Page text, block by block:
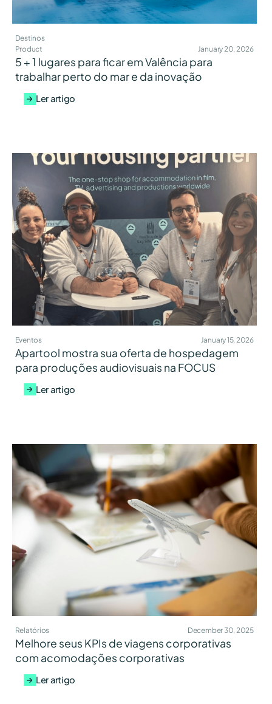
Destinos
Product
January 20, 2026
5 + 1 lugares para ficar em Valência para
trabalhar perto do mar e da inovação
Ler artigo
Eventos January 15, 2026
Apartool mostra sua oferta de hospedagem
para produções audiovisuais na FOCUS
Ler artigo
Relatórios December 30, 2025
Melhore seus KPIs de viagens corporativas
com acomodações corporativas
Ler artigo